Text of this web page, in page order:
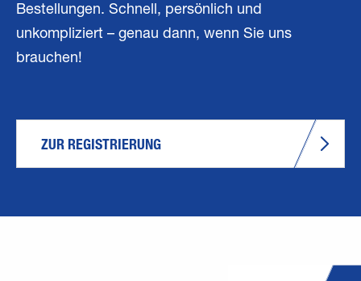
Bestellungen. Schnell, persönlich und
unkompliziert – genau dann, wenn Sie uns
brauchen!
ZUR REGISTRIERUNG